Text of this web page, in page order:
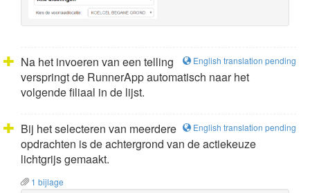
English translation pending
Na het invoeren van een telling
verspringt de RunnerApp automatisch naar het
volgende filiaal in de lijst.
English translation pending
Bij het selecteren van meerdere
opdrachten is de achtergrond van de actiekeuze
lichtgrijs gemaakt.
1 bijlage